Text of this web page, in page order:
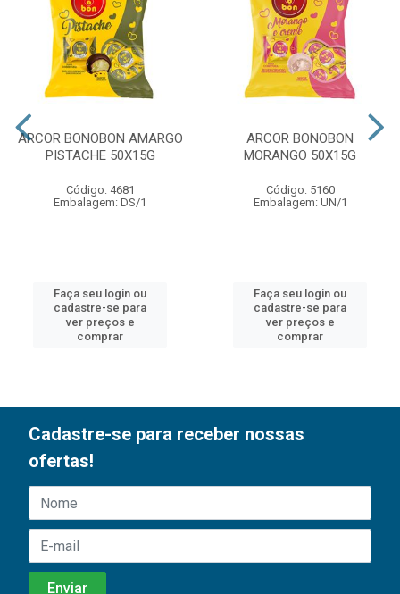
ARCOR BONOBON AMARGO
PISTACHE 50X15G
Código: 4681
Embalagem: DS/1
Faça seu login ou
cadastre-se para
ver preços e
comprar
ARCOR BONOBON
MORANGO 50X15G
Código: 5160
Embalagem: UN/1
Faça seu login ou
cadastre-se para
ver preços e
comprar
Cadastre-se para receber nossas
ofertas!